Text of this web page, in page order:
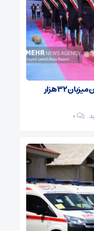
۲۷۹ پایگاه تابستانی استان سمنان میزبان ۳۲ هزار
۰